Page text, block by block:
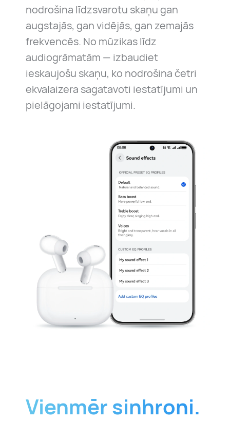
nodrošina līdzsvarotu skaņu gan
augstajās, gan vidējās, gan zemajās
frekvencēs. No mūzikas līdz
audiogrāmatām — izbaudiet
ieskaujošu skaņu, ko nodrošina četri
ekvalaizera sagatavoti iestatījumi un
pielāgojami iestatījumi.
Vienmēr sinhroni.